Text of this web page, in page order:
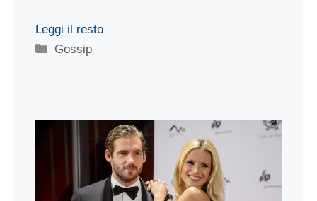
Leggi il resto
Categorie
Gossip